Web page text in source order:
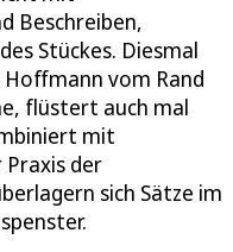
Beschreiben,
Stückes. Diesmal
vom Rand
flüstert auch mal
mit
der
sich Sätze im